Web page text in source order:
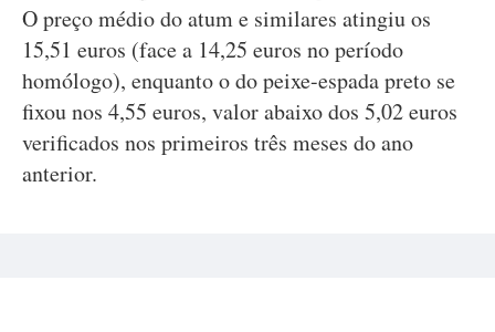
O preço médio do atum e similares atingiu os
15,51 euros (face a 14,25 euros no período
homólogo), enquanto o do peixe-espada preto se
fixou nos 4,55 euros, valor abaixo dos 5,02 euros
verificados nos primeiros três meses do ano
anterior.